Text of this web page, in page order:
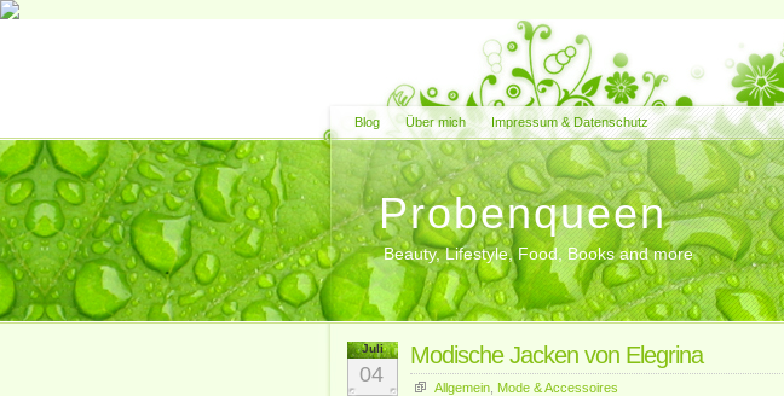
Blog Über mich Impressum & Datenschutz
Probenqueen
Beauty, Lifestyle, Food, Books and more
Juli
04
Modische Jacken von Elegrina
Allgemein Mode & Accessoires